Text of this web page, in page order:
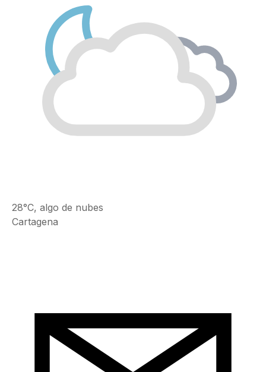
28°C, algo de nubes
Cartagena